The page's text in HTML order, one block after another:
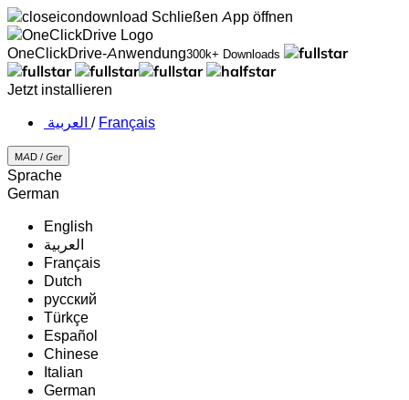
Schließen App öffnen
OneClickDrive-Anwendung300k+ Downloads
Jetzt installieren
‏العربية ‏ / Français
MAD / Ger
Sprache
German
English
‏العربية‏
Français
Dutch
русский
Türkçe
Español
Chinese
Italian
German